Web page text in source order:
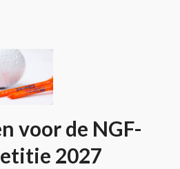
voor de NGF-
2027